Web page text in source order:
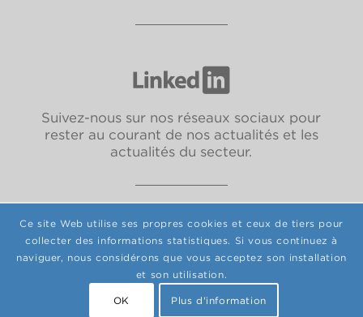
Suivez-nous sur nos réseaux sociaux pour
rester au courant de nos actualités et les
actualités du secteur.
© Copyright Paniker S.L.U. 2025.
Politique de confidentialité |Politique de cookies| Política de calidad y
medio ambiente| Mentions légales
Ce site Web utilise ses propres cookies et ceux de tiers pour
collecter des informations statistiques. Si vous continuez à
naviguer, nous considérons que vous acceptez son installation
et son utilisation.
OK Plus d'information